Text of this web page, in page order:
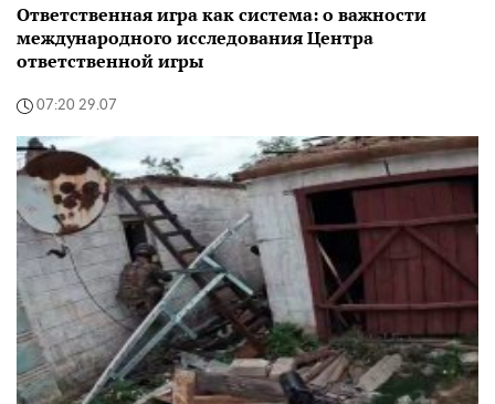
Ответственная игра как система: о важности
международного исследования Центра
ответственной игры
07:20 29.07